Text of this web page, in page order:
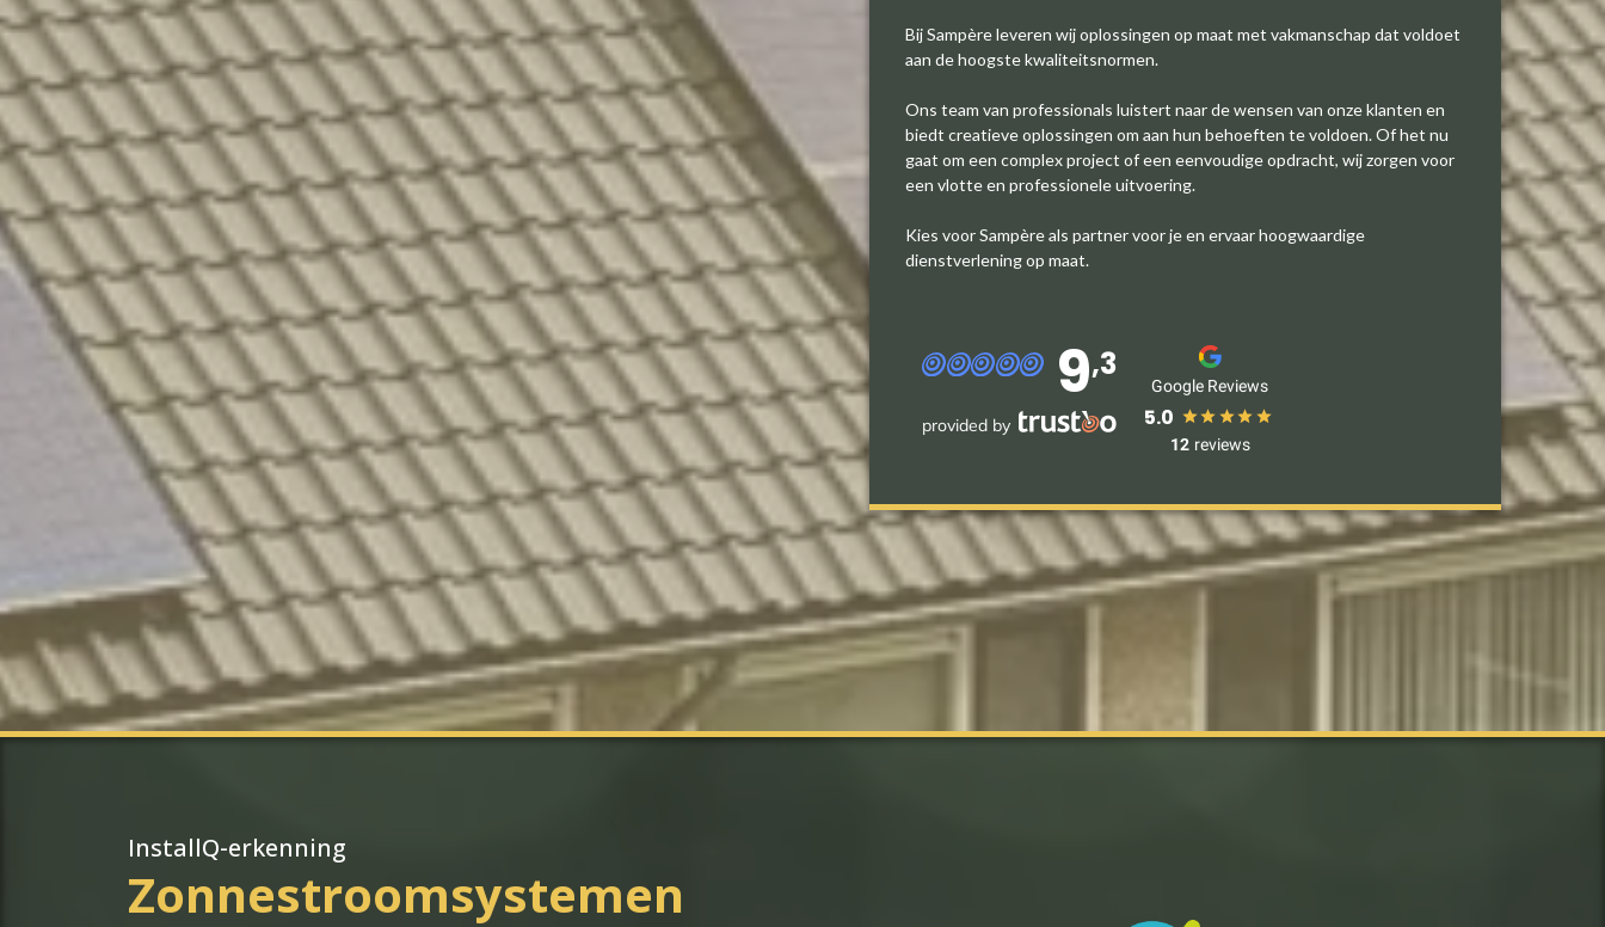
Bij Sampère leveren wij oplossingen op maat met vakmanschap dat voldoet
aan de hoogste kwaliteitsnormen.
Ons team van professionals luistert naar de wensen van onze klanten en
biedt creatieve oplossingen om aan hun behoeften te voldoen. Of het nu
gaat om een complex project of een eenvoudige opdracht, wij zorgen voor
een vlotte en professionele uitvoering.
Kies voor Sampère als partner voor je en ervaar hoogwaardige
dienstverlening op maat.
9,3
provided by
Google Reviews
5.0
12 reviews
InstallQ-erkenning
Zonnestroomsystemen